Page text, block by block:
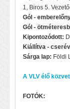
1, Biros 5.
Gól -
Gól -
Kipontozódott:
Kiállítva -
Sárga lap: Földi
A VLV élő
FOTÓK: